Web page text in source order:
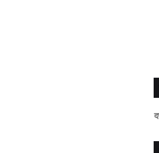
" सांगली दर्पण न्यूज वर